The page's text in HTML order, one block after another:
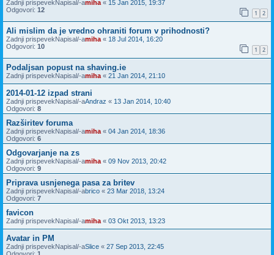
Zadnji prispevekNapisal/-amiha « 15 Jan 2015, 19:37
Odgovori: 12 1 2
Ali mislim da je vredno ohraniti forum v prihodnosti?
Zadnji prispevekNapisal/-amiha « 18 Jul 2014, 16:20
Odgovori: 10 1 2
Podaljsan popust na shaving.ie
Zadnji prispevekNapisal/-amiha « 21 Jan 2014, 21:10
2014-01-12 izpad strani
Zadnji prispevekNapisal/-aAndraz « 13 Jan 2014, 10:40
Odgovori: 8
Razširitev foruma
Zadnji prispevekNapisal/-amiha « 04 Jan 2014, 18:36
Odgovori: 6
Odgovarjanje na zs
Zadnji prispevekNapisal/-amiha « 09 Nov 2013, 20:42
Odgovori: 9
Priprava usnjenega pasa za britev
Zadnji prispevekNapisal/-abrico « 23 Mar 2018, 13:24
Odgovori: 7
favicon
Zadnji prispevekNapisal/-amiha « 03 Okt 2013, 13:23
Avatar in PM
Zadnji prispevekNapisal/-aSlice « 27 Sep 2013, 22:45